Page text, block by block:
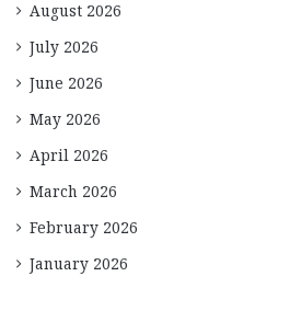
August 2026
July 2026
June 2026
May 2026
April 2026
March 2026
February 2026
January 2026